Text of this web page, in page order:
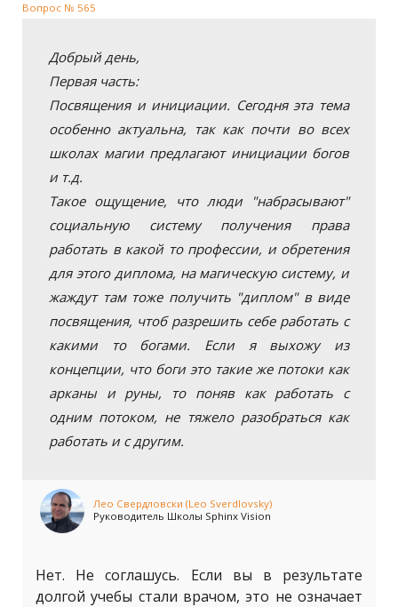
Вопрос № 565
Добрый день,
Первая часть:
Посвящения и инициации. Сегодня эта тема
особенно актуальна, так как почти во всех
школах магии предлагают инициации богов
и т.д.
Такое ощущение, что люди "набрасывают"
социальную систему получения права
работать в какой то профессии, и обретения
для этого диплома, на магическую систему, и
жаждут там тоже получить "диплом" в виде
посвящения, чтоб разрешить себе работать с
какими то богами. Если я выхожу из
концепции, что боги это такие же потоки как
арканы и руны, то поняв как работать с
одним потоком, не тяжело разобраться как
работать и с другим.
Лео Свердловски (Leo Sverdlovsky)
Руководитель Школы Sphinx Vision
Нет. Не соглашусь. Если вы в результате
долгой учебы стали врачом, это не означает